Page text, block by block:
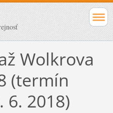
Wolkrova
(termín
6. 2018)